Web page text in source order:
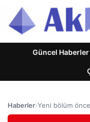
Güncel Haberler
Haberler›Yeni bölüm